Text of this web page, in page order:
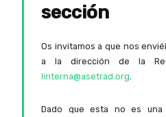
sección
Os invitamos a que nos
a la dirección de la
linterna@asetrad.org
Dado que esta no es una